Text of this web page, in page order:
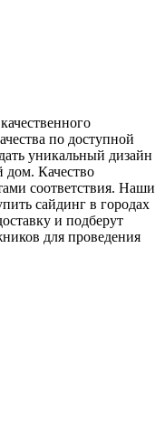
по доступной
уникальный дизайн
дом. Качество
соответствия. Наши
сайдинг в городах
и подберут
для проведения